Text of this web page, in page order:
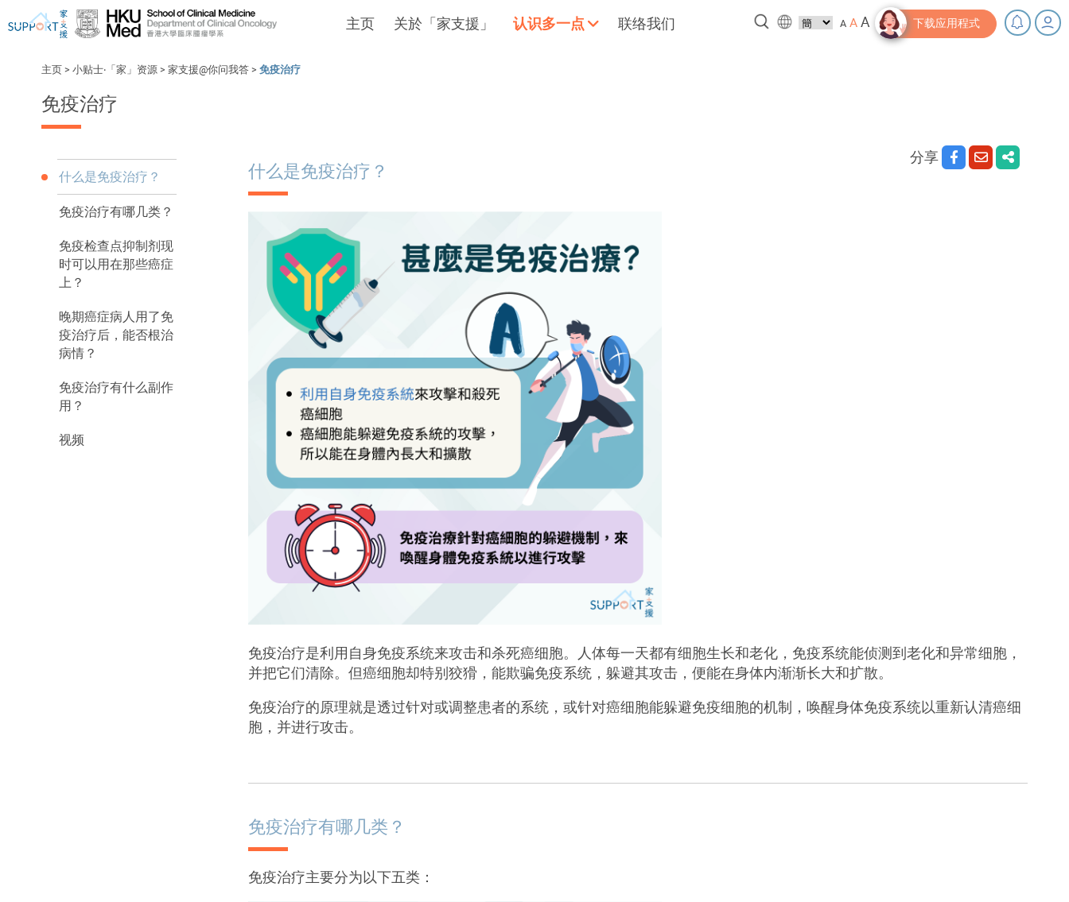
主页 关於「家支援」 认识多一点
小贴士‧「家」资源
联络我们 A AA 下载应用程式
主页> 小贴士‧「家」资源> 家支援@你问我答> 免疫治疗
免疫治疗
什么是免疫治疗？
免疫治疗有哪几类？
免疫检查点抑制剂现
时可以用在那些癌症
上？
晚期癌症病人用了免
疫治疗后，能否根治
病情？
免疫治疗有什么副作
用？
视频
分享
什么是免疫治疗？
免疫治疗是利用自身免疫系统来攻击和杀死癌细胞。人体每一天都有细胞生长和老化，免疫系统能侦测到老化和异常细胞，
并把它们清除。但癌细胞却特别狡猾，能欺骗免疫系统，躲避其攻击，便能在身体内渐渐长大和扩散。
免疫治疗的原理就是透过针对或调整患者的系统，或针对癌细胞能躲避免疫细胞的机制，唤醒身体免疫系统以重新认清癌细
胞，并进行攻击。
免疫治疗有哪几类？
免疫治疗主要分为以下五类：